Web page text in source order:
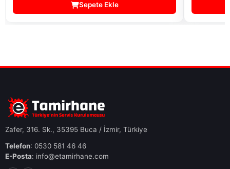
Sepete Ekle
Zafer, 316. Sk., 35395 Buca / İzmir, Türkiye
Telefon: 0530 581 46 46
E-Posta: info@etamirhane.com